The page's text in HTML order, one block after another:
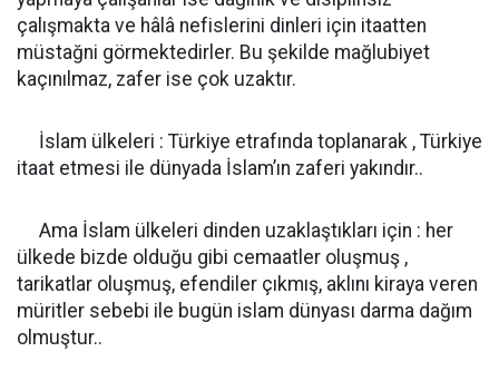
çalışmakta ve hâlâ nefislerini dinleri için itaatten
müstağni görmektedirler. Bu şekilde mağlubiyet
kaçınılmaz, zafer ise çok uzaktır.
İslam ülkeleri : Türkiye etrafında toplanarak , Türkiye
itaat etmesi ile dünyada İslam’ın zaferi yakındır..
Ama İslam ülkeleri dinden uzaklaştıkları için : her
ülkede bizde olduğu gibi cemaatler oluşmuş ,
tarikatlar oluşmuş, efendiler çıkmış, aklını kiraya veren
müritler sebebi ile bugün islam dünyası darma dağım
olmuştur..